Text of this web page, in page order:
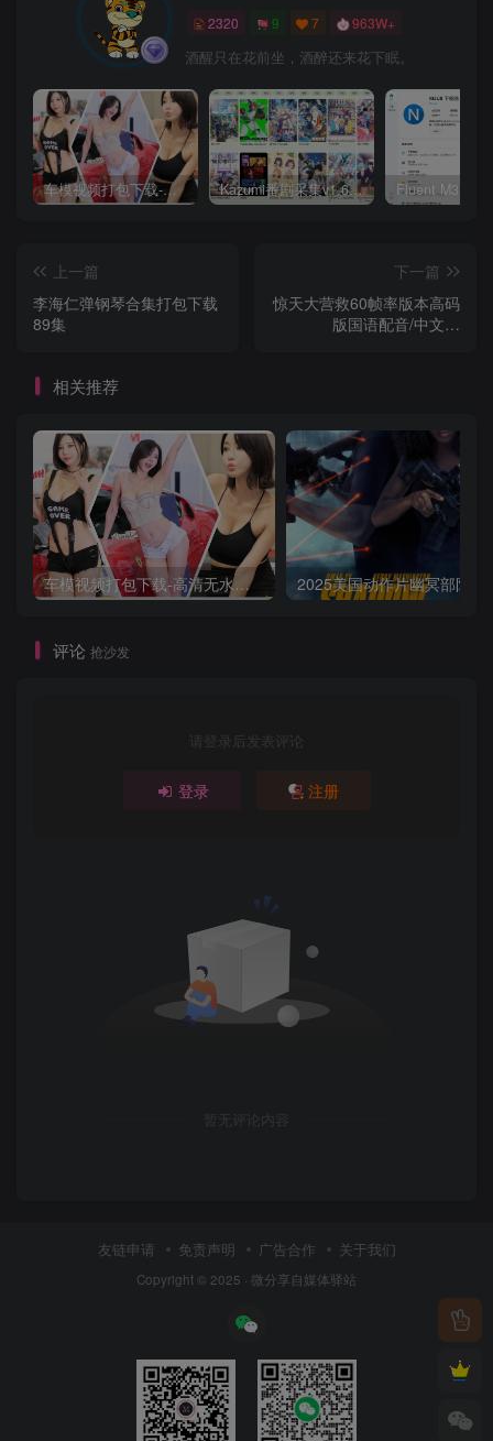
2320 9 7 963W+
酒醒只在花前坐，酒醉还来花下眠。
车模视频打包下载-高清无水印版 Kazumi番剧采集v1.6.9：支持自定义规则+在线观看+弹幕，跨平台下载
上一篇
李海仁弹钢琴合集打包下载
89集
下一篇
惊天大营救60帧率版本高码
版国语配音/中文字
相关推荐
车模视频打包下载-高清无水印版
评论 抢沙发
请登录后发表评论
登录 注册
暂无评论内容
友链申请 免责声明 广告合作 关于我们
Copyright © 2025 · 微分享自媒体驿站